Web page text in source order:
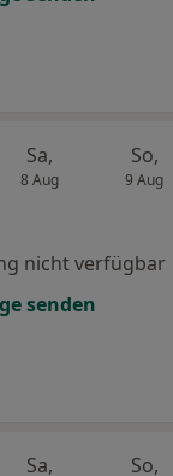
Sa,
8 Aug
So,
9 Aug
nicht verfügbar
senden
Sa, So,